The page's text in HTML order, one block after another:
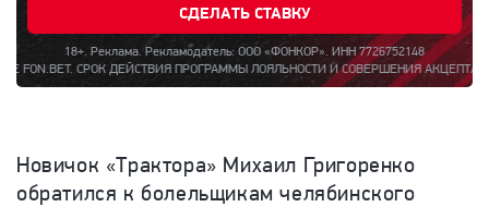
СДЕЛАТЬ СТАВКУ
18+. Реклама. Рекламодатель: ООО «ФОНКОР». ИНН 7726752148
ПРОГРАММЫ ЛОЯЛЬНОСТИ И СОВЕРШЕНИЯ АКЦЕПТА – С
Новичок «Трактора» Михаил Григоренко
обратился к болельщикам челябинского